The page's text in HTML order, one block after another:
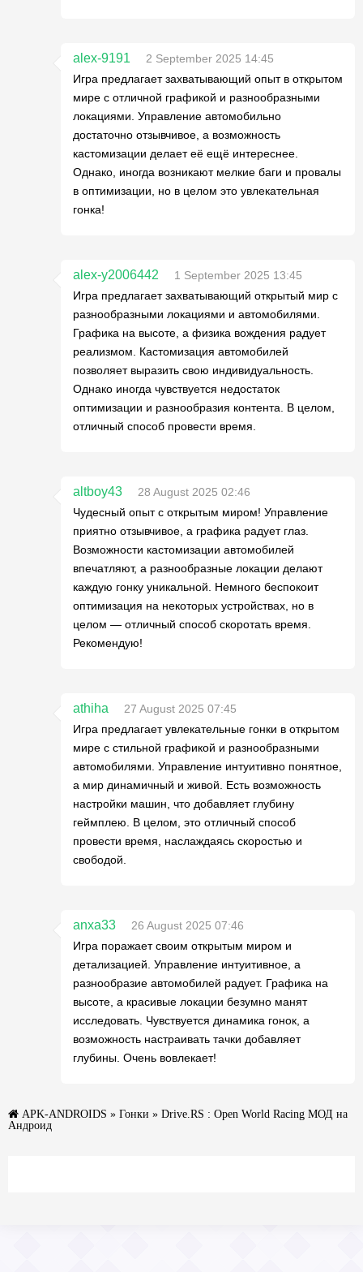
alex-9191
2 September 2025 14:45
Игра предлагает захватывающий опыт в открытом
мире с отличной графикой и разнообразными
локациями. Управление автомобильно
достаточно отзывчивое, а возможность
кастомизации делает её ещё интереснее.
Однако, иногда возникают мелкие баги и провалы
в оптимизации, но в целом это увлекательная
гонка!
alex-y2006442
1 September 2025 13:45
Игра предлагает захватывающий открытый мир с
разнообразными локациями и автомобилями.
Графика на высоте, а физика вождения радует
реализмом. Кастомизация автомобилей
позволяет выразить свою индивидуальность.
Однако иногда чувствуется недостаток
оптимизации и разнообразия контента. В целом,
отличный способ провести время.
altboy43
28 August 2025 02:46
Чудесный опыт с открытым миром! Управление
приятно отзывчивое, а графика радует глаз.
Возможности кастомизации автомобилей
впечатляют, а разнообразные локации делают
каждую гонку уникальной. Немного беспокоит
оптимизация на некоторых устройствах, но в
целом — отличный способ скоротать время.
Рекомендую!
athiha
27 August 2025 07:45
Игра предлагает увлекательные гонки в открытом
мире с стильной графикой и разнообразными
автомобилями. Управление интуитивно понятное,
а мир динамичный и живой. Есть возможность
настройки машин, что добавляет глубину
геймплею. В целом, это отличный способ
провести время, наслаждаясь скоростью и
свободой.
anxa33
26 August 2025 07:46
Игра поражает своим открытым миром и
детализацией. Управление интуитивное, а
разнообразие автомобилей радует. Графика на
высоте, а красивые локации безумно манят
исследовать. Чувствуется динамика гонок, а
возможность настраивать тачки добавляет
глубины. Очень вовлекает!
APK-ANDROIDS » Гонки » Drive.RS : Open World Racing МОД на
Андроид